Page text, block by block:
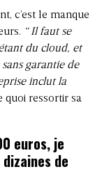
c’est le manque
“ Il faut se
du cloud, et
garantie de
inclut la
quoi ressortir sa
euros, je
de